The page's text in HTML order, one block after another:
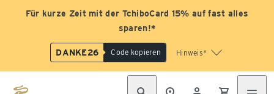
Für kurze Zeit mit der TchiboCard 15% auf fast alles
sparen!*
DANKE26 Code kopieren Hinweis*